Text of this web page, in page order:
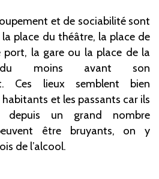
et de sociabilité sont
place du théâtre, la place de
port, la gare ou la place de la
du moins avant son
Ces lieux semblent bien
et les passants car ils
depuis un grand nombre
être bruyants, on y
de l’alcool.